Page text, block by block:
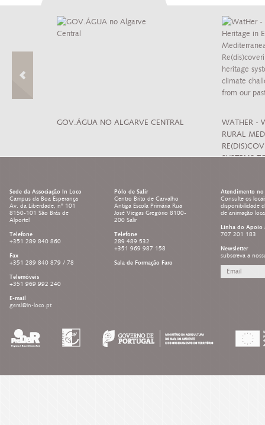
GOV.ÁGUA NO ALGARVE CENTRAL
WATHER -
RURAL
SYSTEMS
Sede da Associação In Loco
Campus da Boa Esperança
Av. da Liberdade, nº 101
8150-101 São Brás de
Alportel
Telefone
+351 289 840 860
Fax
+351 289 840 879 / 78
Telemóveis
+351 969 992 240
E-mail
geral@in-loco.pt
Pólo de Salir
Centro Brito de Carvalho
Antiga Escola Primária Rua
José Viegas Gregório 8100-
200 Salir
Telefone
289 489 532
+351 969 987 158
Sala de Formação Faro
Atendimento no
Consulte os
disponibilidade
de animação
Linha do Apoio
707 201 183
Newsletter
subscreva a